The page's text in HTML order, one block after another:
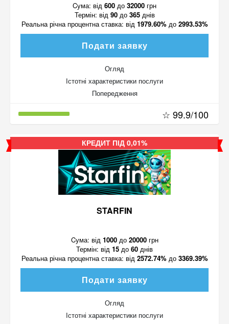
Cума: від 600 до 32000 грн
Термін: від 90до 365днів
Реальна річна процентна ставка: від 1979.60%до 2993.53%
Подати заявку
Огляд
Істотні характеристики послуги
Попередження
☆ 99.9/100
КРЕДИТ ПІД 0,01%
STARFIN
Cума: від 1000до 20000грн
Термін: від 15 до 60 днів
Реальна річна процентна ставка: від 2572.74%до 3369.39%
Подати заявку
Огляд
Істотні характеристики послуги